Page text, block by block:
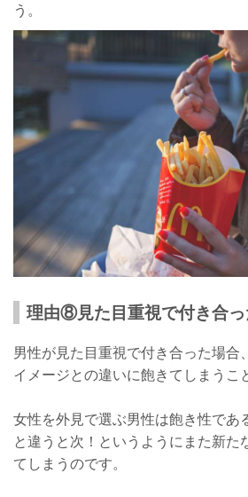
う。
理由⑧見た目重視で付き合
男性が見た目重視で付き合った場合
イメージとの違いに飽きてしまうこ
女性を外見で選ぶ男性は飽き性であ
と違うと次！というようにまた新た
てしまうのです。